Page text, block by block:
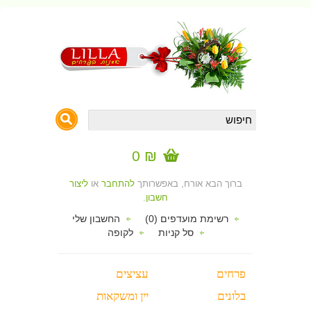
₪ 0
ברוך הבא אורח, באפשרותךלהתחבר אוליצור
חשבון.
רשימת מועדפים (0)
החשבון שלי
סל קניות
לקופה
פרחים
עציצים
בלונים
יין ומשקאות